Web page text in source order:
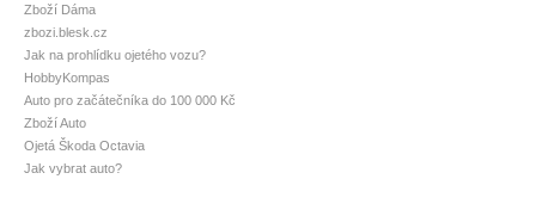
Zboží Dáma
zbozi.blesk.cz
Jak na prohlídku ojetého vozu?
HobbyKompas
Auto pro začátečníka do 100 000 Kč
Zboží Auto
Ojetá Škoda Octavia
Jak vybrat auto?